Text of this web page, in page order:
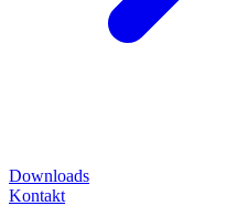
Downloads
Kontakt